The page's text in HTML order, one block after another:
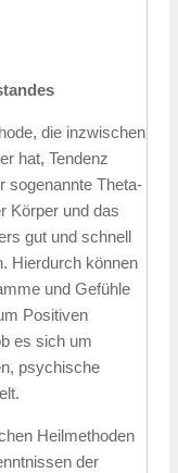
die inzwischen
hat, Tendenz
sogenannte Theta-
Körper und das
gut und schnell
Hierdurch können
und Gefühle
Positiven
es sich um
psychische
Heilmethoden
der